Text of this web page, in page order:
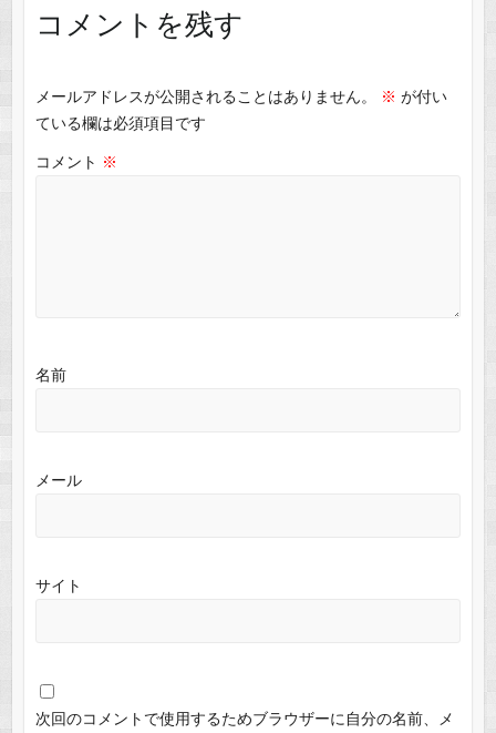
o
k
コメントを残す
メールアドレスが公開されることはありません。 ※ が付い
ている欄は必須項目です
コメント ※
名前
メール
サイト
次回のコメントで使用するためブラウザーに自分の名前、メ